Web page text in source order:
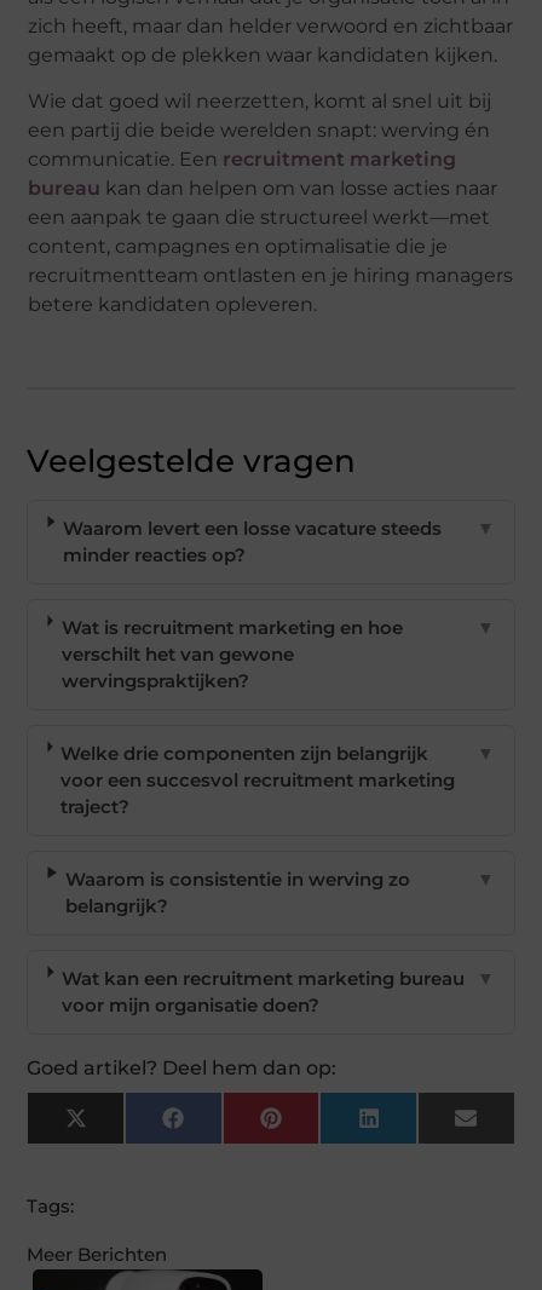
zich heeft, maar dan helder verwoord en zichtbaar
gemaakt op de plekken waar kandidaten kijken.
Wie dat goed wil neerzetten, komt al snel uit bij
een partij die beide werelden snapt: werving én
communicatie. Een recruitment marketing
bureau kan dan helpen om van losse acties naar
een aanpak te gaan die structureel werkt—met
content, campagnes en optimalisatie die je
recruitmentteam ontlasten en je hiring managers
betere kandidaten opleveren.
Veelgestelde vragen
Waarom levert een losse vacature steeds
minder reacties op?
▼
Wat is recruitment marketing en hoe
verschilt het van gewone
wervingspraktijken?
▼
Welke drie componenten zijn belangrijk
voor een succesvol recruitment marketing
traject?
▼
Waarom is consistentie in werving zo
belangrijk?
▼
Wat kan een recruitment marketing bureau
voor mijn organisatie doen?
▼
Goed artikel? Deel hem dan op:
X
(Twitter)
FacebookPinterest LinkedIn Email
Tags:
Meer Berichten